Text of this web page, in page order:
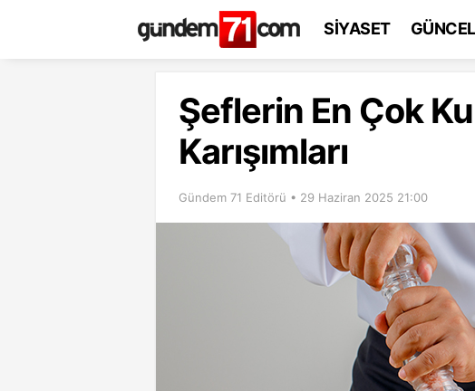
SİYASET GÜNCEL
Şeflerin En Çok
Karışımları
Gündem 71 Editörü • 29 Haziran 2025 21:00